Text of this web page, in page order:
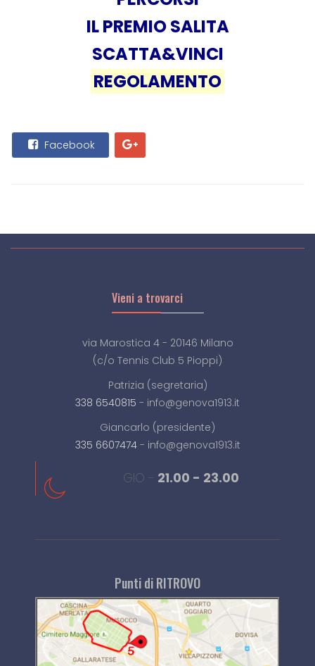
IL PREMIO SALITA
SCATTA&VINCI
REGOLAMENTO
Facebook
Vieni a trovarci
via Marostica 4 - 20146 Milano
(c/o Tennis Club 5 Pioppi)
Patrizia (segretaria)
338 6540815 - info@genova1913.it
Giancarlo (presidente)
335 6607474- info@genova1913.it
GIO - 21.00 - 23.00
Punti di RITROVO